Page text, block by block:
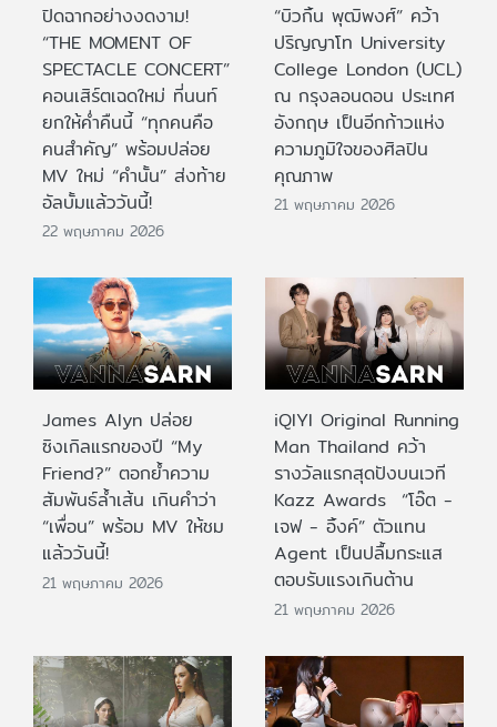
ปิดฉากอย่างงดงาม!
“THE MOMENT OF
SPECTACLE CONCERT”
คอนเสิร์ตเฉดใหม่ ที่นนท์
ยกให้ค่ำคืนนี้ “ทุกคนคือ
คนสำคัญ” พร้อมปล่อย
MV ใหม่ “คำนั้น” ส่งท้าย
อัลบั้มแล้ววันนี้!
22 พฤษภาคม 2026
“บิวกิ้น พุฒิพงศ์” คว้า
ปริญญาโท University
College London (UCL)
ณ กรุงลอนดอน ประเทศ
อังกฤษ เป็นอีกก้าวแห่ง
ความภูมิใจของศิลปิน
คุณภาพ
21 พฤษภาคม 2026
James Alyn ปล่อย
ซิงเกิลแรกของปี “My
Friend?” ตอกย้ำความ
สัมพันธ์ล้ำเส้น เกินคำว่า
“เพื่อน” พร้อม MV ให้ชม
แล้ววันนี้!
21 พฤษภาคม 2026
iQIYI Original Running
Man Thailand คว้า
รางวัลแรกสุดปังบนเวที
Kazz Awards “โอ๊ต -
เจฟ - อิ้งค์” ตัวแทน
Agent เป็นปลื้มกระแส
ตอบรับแรงเกินต้าน
21 พฤษภาคม 2026